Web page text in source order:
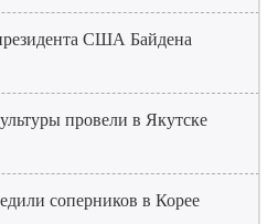
США Байдена
провели в Якутске
соперников в Корее